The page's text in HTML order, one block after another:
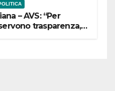
– AVS: “Per
trasparenza,